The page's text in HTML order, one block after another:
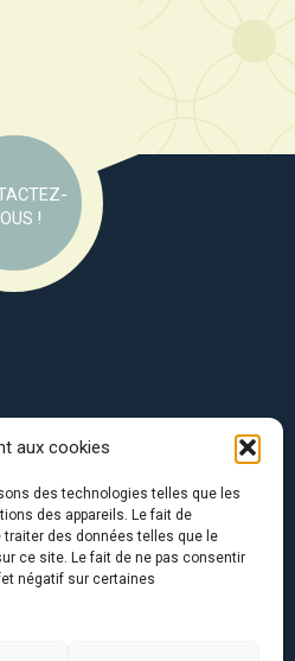
aux cookies
des technologies telles que les
des appareils. Le fait de
des données telles que le
ce site. Le fait de ne pas consentir
négatif sur certaines
!